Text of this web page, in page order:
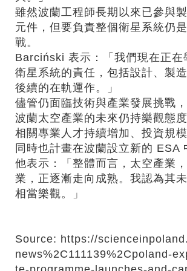
雖然波蘭工程師長期以來已參與
元件，但要負責整個衛星系統仍
戰。
Barciński 表示：「我們現在正在
衛星系統的責任，包括設計、製
後續的在軌運作。」
儘管仍面臨技術與產業發展挑戰
波蘭太空產業的未來仍持樂觀態度
相關專業人才持續增加、投資規模
同時也計畫在波蘭設立新的 ESA
他表示：「整體而言，太空產業
業，正逐漸走向成熟。我認為其
相當樂觀。」
Source: https://
news%2C111139%2Cpoland-